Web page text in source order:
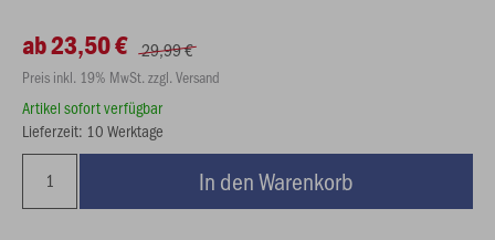
ab 23,50 € 29,99 €
Preis inkl. 19% MwSt. zzgl. Versand
Artikel sofort verfügbar
Lieferzeit: 10 Werktage
In den Warenkorb